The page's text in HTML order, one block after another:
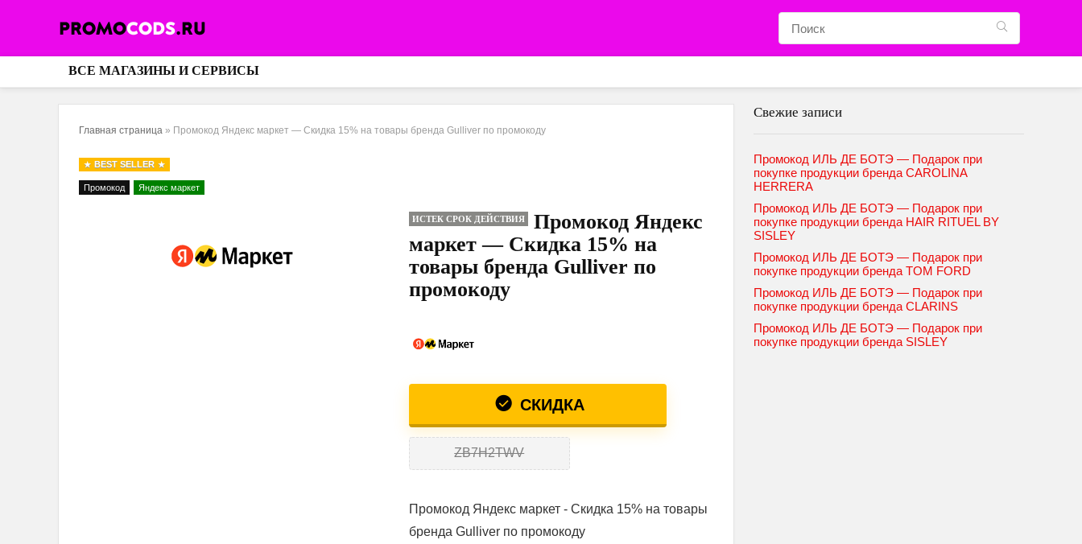
ВСЕ МАГАЗИНЫ И СЕРВИСЫ
Главная страница » Промокод Яндекс маркет — Скидка 15% на товары бренда Gulliver по промокоду
BEST SELLER
Промокод Яндекс маркет
ИСТЕК СРОК ДЕЙСТВИЯ
Промокод Яндекс
маркет — Скидка 15% на
товары бренда Gulliver по
промокоду
СКИДКА
ZB7H2TWV
Промокод Яндекс маркет - Скидка 15% на товары
бренда Gulliver по промокоду
Свежие записи
Промокод ИЛЬ ДЕ БОТЭ — Подарок при
покупке продукции бренда CAROLINA
HERRERA
Промокод ИЛЬ ДЕ БОТЭ — Подарок при
покупке продукции бренда HAIR RITUEL BY
SISLEY
Промокод ИЛЬ ДЕ БОТЭ — Подарок при
покупке продукции бренда TOM FORD
Промокод ИЛЬ ДЕ БОТЭ — Подарок при
покупке продукции бренда CLARINS
Промокод ИЛЬ ДЕ БОТЭ — Подарок при
покупке продукции бренда SISLEY